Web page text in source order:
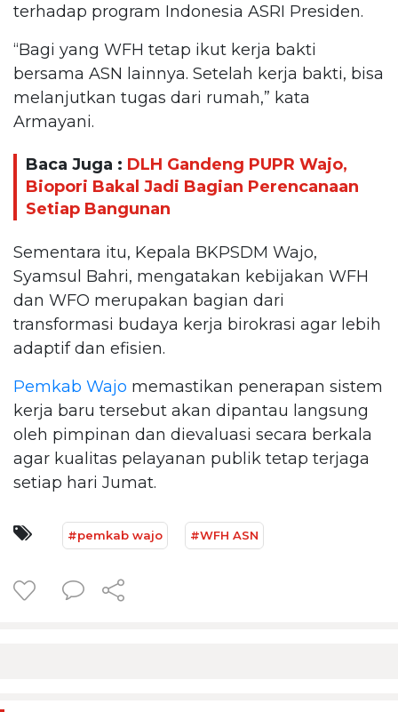
terhadap program Indonesia ASRI Presiden.
“Bagi yang WFH tetap ikut kerja bakti
bersama ASN lainnya. Setelah kerja bakti, bisa
melanjutkan tugas dari rumah,” kata
Armayani.
Baca Juga : DLH Gandeng PUPR Wajo,
Biopori Bakal Jadi Bagian Perencanaan
Setiap Bangunan
Sementara itu, Kepala BKPSDM Wajo,
Syamsul Bahri, mengatakan kebijakan WFH
dan WFO merupakan bagian dari
transformasi budaya kerja birokrasi agar lebih
adaptif dan efisien.
Pemkab Wajo memastikan penerapan sistem
kerja baru tersebut akan dipantau langsung
oleh pimpinan dan dievaluasi secara berkala
agar kualitas pelayanan publik tetap terjaga
setiap hari Jumat.
#pemkab wajo #WFH ASN